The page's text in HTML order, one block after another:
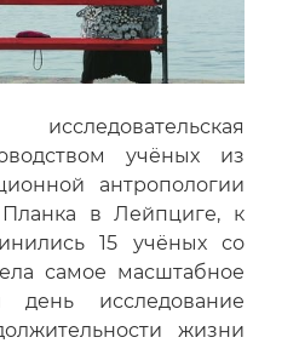
учёных из
антропологии
в Лейпциге, к
15 учёных со
самое масштабное
день исследование
жизни